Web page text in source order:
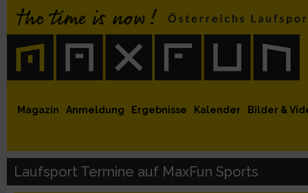
MaxFun Newsletter abonnieren
MaxFun auf Instagram
MaxFun auf Twitter
auf Youtube
auf Facebook
Magazin Anmeldung Ergebnisse Kalender Bilder &
Laufsport Termine auf MaxFun Sports